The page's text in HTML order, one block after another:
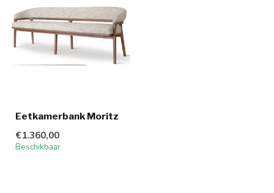
Eetkamerbank Moritz
€1.360,00
Beschikbaar